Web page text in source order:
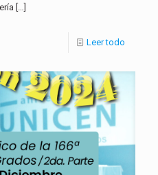
[…]
Leer todo